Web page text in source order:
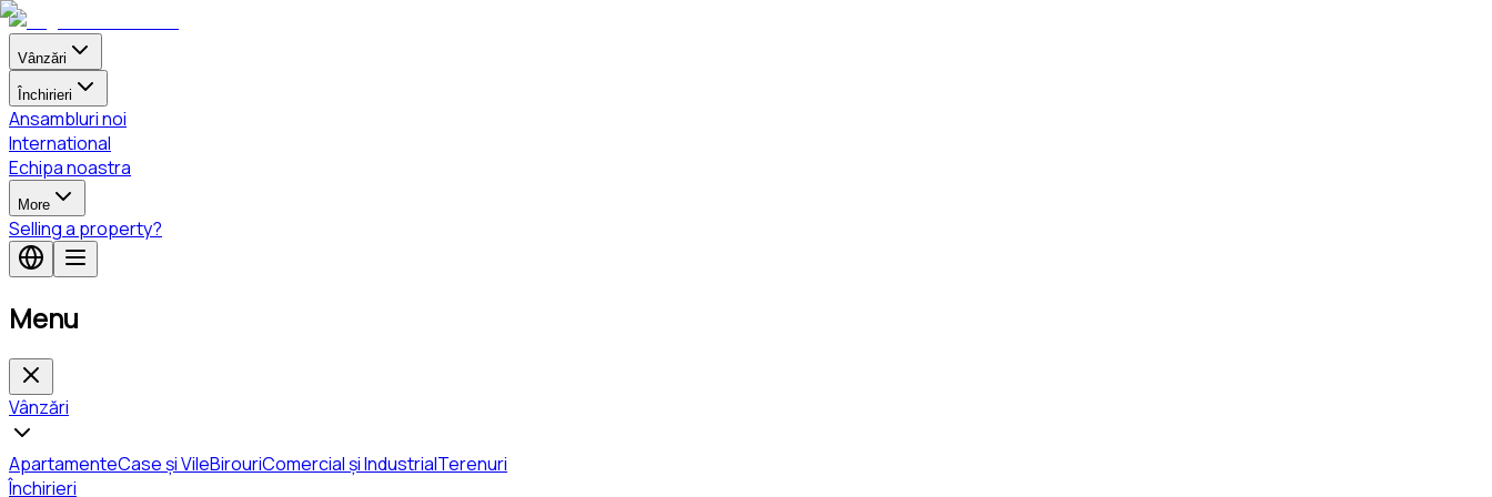
Vânzări
Închirieri
Ansambluri noi
International
Echipa noastra
More
Selling a property?
Menu
Vânzări
ApartamenteCase și VileBirouriComercial și IndustrialTerenuri
Închirieri